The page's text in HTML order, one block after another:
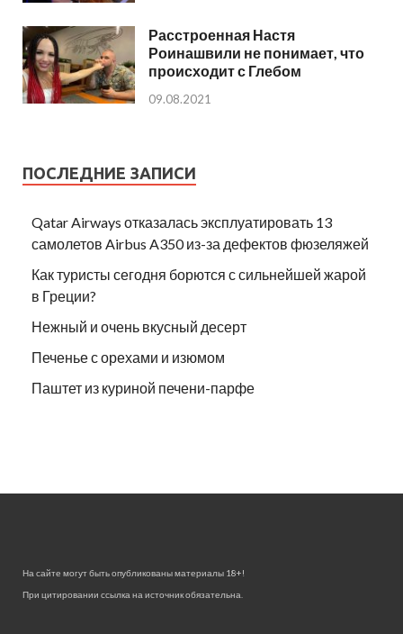
Расстроенная Настя
Роинашвили не понимает, что
происходит с Глебом
09.08.2021
ПОСЛЕДНИЕ ЗАПИСИ
Qatar Airways отказалась эксплуатировать 13
самолетов Airbus A350 из-за дефектов фюзеляжей
Как туристы сегодня борются с сильнейшей жарой
в Греции?
Нежный и очень вкусный десерт
Печенье с орехами и изюмом
Паштет из куриной печени-парфе
На сайте могут быть опубликованы материалы 18+!
При цитировании ссылка на источник обязательна.